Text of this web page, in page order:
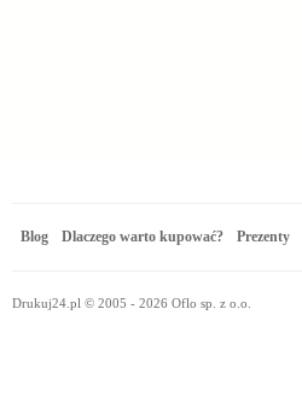
Blog Dlaczego warto kupować? Prezenty
Drukuj24.pl © 2005 - 2026 Oflo sp. z o.o.